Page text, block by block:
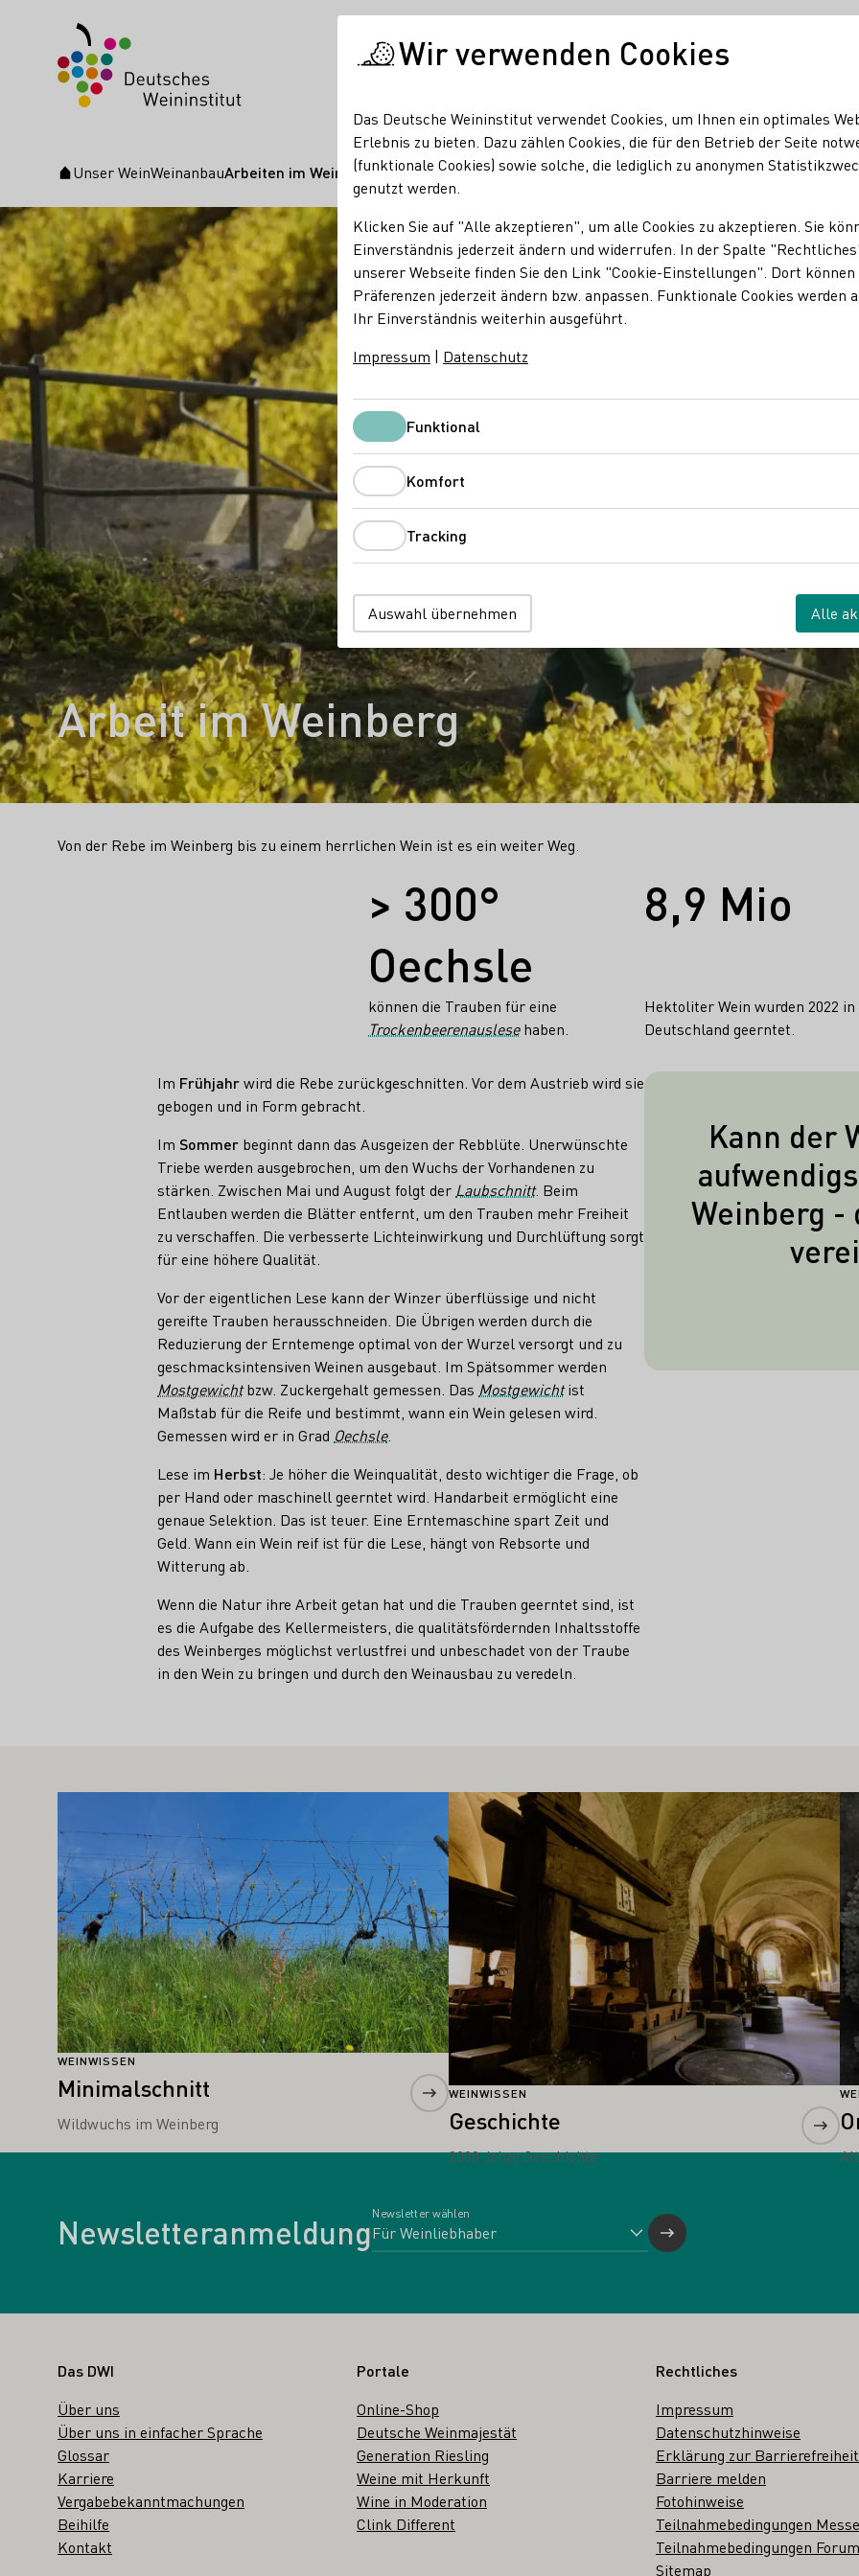
Startseite
Unser WeinWeinanbauArbeiten im Weinberg
Arbeit im Weinberg
Von der Rebe im Weinberg bis zu einem herrlichen Wein ist es ein weiter Weg.
> 300°
Oechsle
können die Trauben für eine
Trockenbeerenauslesehaben.
8,9 Mio
Hektoliter Wein wurden 2022 in
Deutschland geerntet.
Im Frühjahrwird die Rebe zurückgeschnitten. Vor dem Austrieb wird sie
gebogen und in Form gebracht.
Im Sommer beginnt dann das Ausgeizen der Rebblüte. Unerwünschte
Triebe werden ausgebrochen, um den Wuchs der Vorhandenen zu
stärken. Zwischen Mai und August folgt der Laubschnitt. Beim
Entlauben werden die Blätter entfernt, um den Trauben mehr Freiheit
zu verschaffen. Die verbesserte Lichteinwirkung und Durchlüftung sorgt
für eine höhere Qualität.
Vor der eigentlichen Lese kann der Winzer überflüssige und nicht
gereifte Trauben herausschneiden. Die Übrigen werden durch die
Reduzierung der Erntemenge optimal von der Wurzel versorgt und zu
geschmacksintensiven Weinen ausgebaut. Im Spätsommer werden
Mostgewichtbzw. Zuckergehalt gemessen. Das Mostgewichtist
Maßstab für die Reife und bestimmt, wann ein Wein gelesen wird.
Gemessen wird er in Grad Oechsle.
Lese im Herbst: Je höher die Weinqualität, desto wichtiger die Frage, ob
per Hand oder maschinell geerntet wird. Handarbeit ermöglicht eine
genaue Selektion. Das ist teuer. Eine Erntemaschine spart Zeit und
Geld. Wann ein Wein reif ist für die Lese, hängt von Rebsorte und
Witterung ab.
Wenn die Natur ihre Arbeit getan hat und die Trauben geerntet sind, ist
es die Aufgabe des Kellermeisters, die qualitätsfördernden Inhaltsstoffe
des Weinberges möglichst verlustfrei und unbeschadet von der Traube
in den Wein zu bringen und durch den Weinausbau zu veredeln.
Kann der
Weinberg -
Auf den
oder ganz
abgestimmt
SIE AUCH INTERESSIEREN
WEINWISSEN
Minimalschnitt
Wildwuchs im Weinberg
WEINWISSEN
Geschichte
2000 Jahre Geschichte
Mehr erfahren
Newsletteranmeldung
Newsletter wählen
Fußbereich
Das DWI
Über uns
Über uns in einfacher Sprache
Glossar
Karriere
Vergabebekanntmachungen
Beihilfe
Kontakt
Portale
Online-Shop
Deutsche Weinmajestät
Generation Riesling
Weine mit Herkunft
Wine in Moderation
Clink Different
Rechtliches
Impressum
Datenschutzhinweise
Erklärung zur Barrierefreiheit
Barriere melden
Fotohinweise
Teilnahmebedingungen
Teilnahmebedingungen
Sitemap
Wir verwenden Cookies
Das Deutsche Weininstitut verwendet Cookies, um Ihnen ein optimales
Erlebnis zu bieten. Dazu zählen Cookies, die für den Betrieb der Seite
(funktionale Cookies) sowie solche, die lediglich zu anonymen
genutzt werden.
Klicken Sie auf "Alle akzeptieren", um alle Cookies zu akzeptieren. Sie
Einverständnis jederzeit ändern und widerrufen. In der Spalte
unserer Webseite finden Sie den Link "Cookie-Einstellungen". Dort können
Präferenzen jederzeit ändern bzw. anpassen. Funktionale Cookies werden
Ihr Einverständnis weiterhin ausgeführt.
Impressum | Datenschutz
FunktionalFunktional
Komfort
Tracking
Auswahl übernehmen Alle